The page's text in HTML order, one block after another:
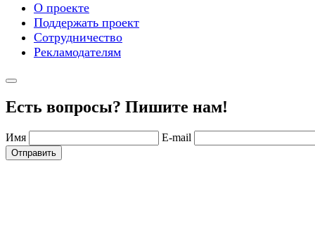
О проекте
Поддержать проект
Сотрудничество
Рекламодателям
Есть вопросы? Пишите нам!
Имя E-mail